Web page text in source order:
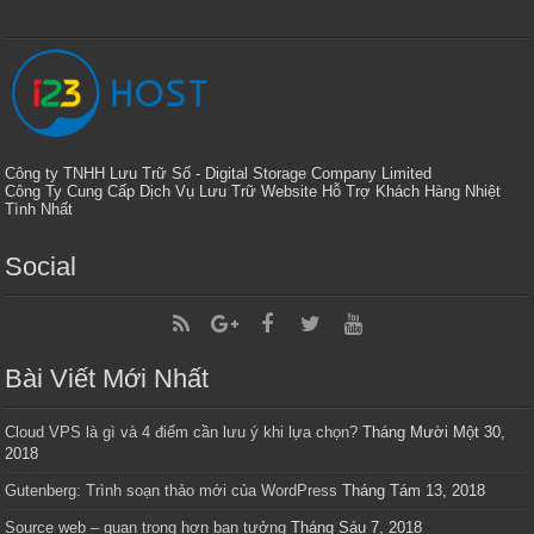
Công ty TNHH Lưu Trữ Số - Digital Storage Company Limited
Công Ty Cung Cấp Dịch Vụ Lưu Trữ Website Hỗ Trợ Khách Hàng Nhiệt
Tình Nhất
Social
Bài Viết Mới Nhất
Cloud VPS là gì và 4 điểm cần lưu ý khi lựa chọn? Tháng Mười Một 30,
2018
Gutenberg: Trình soạn thảo mới của WordPress Tháng Tám 13, 2018
Source web – quan trọng hơn bạn tưởng Tháng Sáu 7, 2018